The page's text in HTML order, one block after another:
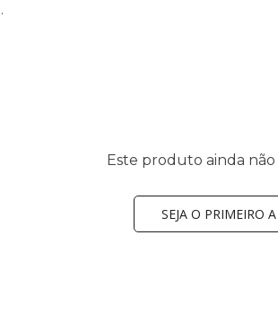
Este produto ainda
SEJA O PRIMEIRO